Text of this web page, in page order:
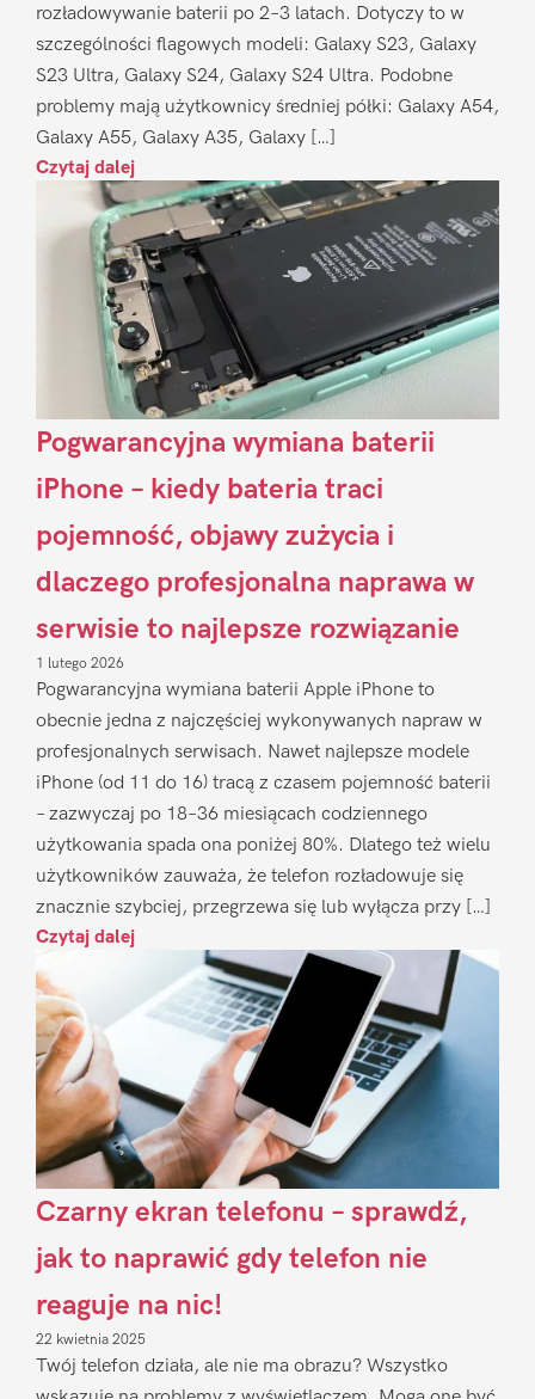
rozładowywanie baterii po 2–3 latach. Dotyczy to w
szczególności flagowych modeli: Galaxy S23, Galaxy
S23 Ultra, Galaxy S24, Galaxy S24 Ultra. Podobne
problemy mają użytkownicy średniej półki: Galaxy A54,
Galaxy A55, Galaxy A35, Galaxy […]
Czytaj dalej
Pogwarancyjna wymiana baterii
iPhone – kiedy bateria traci
pojemność, objawy zużycia i
dlaczego profesjonalna naprawa w
serwisie to najlepsze rozwiązanie
1 lutego 2026
Pogwarancyjna wymiana baterii Apple iPhone to
obecnie jedna z najczęściej wykonywanych napraw w
profesjonalnych serwisach. Nawet najlepsze modele
iPhone (od 11 do 16) tracą z czasem pojemność baterii
– zazwyczaj po 18–36 miesiącach codziennego
użytkowania spada ona poniżej 80%. Dlatego też wielu
użytkowników zauważa, że telefon rozładowuje się
znacznie szybciej, przegrzewa się lub wyłącza przy […]
Czytaj dalej
Czarny ekran telefonu – sprawdź,
jak to naprawić gdy telefon nie
reaguje na nic!
22 kwietnia 2025
Twój telefon działa, ale nie ma obrazu? Wszystko